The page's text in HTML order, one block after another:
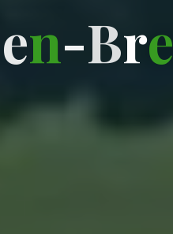
en-Bre